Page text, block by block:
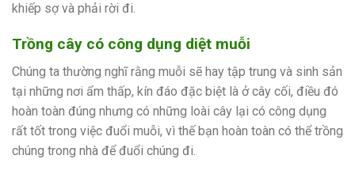
khiếp sợ và phải rời đi.
Trồng cây có công dụng diệt muỗi
Chúng ta thường nghĩ rằng muỗi sẽ hay tập trung và sinh sản
tại những nơi ẩm thấp, kín đáo đặc biệt là ở cây cối, điều đó
hoàn toàn đúng nhưng có những loài cây lại có công dụng
rất tốt trong việc đuổi muỗi, vì thế bạn hoàn toàn có thể trồng
chúng trong nhà để đuổi chúng đi.